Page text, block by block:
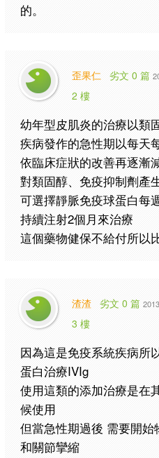
的。
歪果仁 劣文 0 篇
2 樓
幼年型皮肌炎的治療以類
疾病發作的急性期以每天
依臨床症狀的改善再逐漸
對類固醇、免疫抑制劑產
可選擇靜脈免疫球蛋白每
持續注射2個月來治療
這個藥物健保不給付所以
渣渣 劣文 0 篇
3 樓
因為這是免疫系統疾病所
蛋白治療IVIg
使用這類的添加治療是在
候使用
但當急性期過後 需要開
和關節攣縮